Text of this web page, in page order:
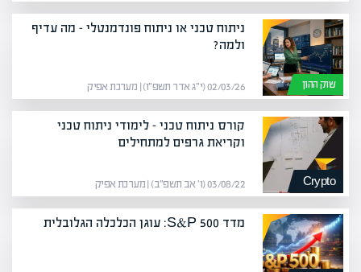
שוק ההון
ניתוח טכני או ניתוח פונדמנטלי – מה עדיף
ולמה?
02/03/26 (י״ג אדר תשפ״ו) | מערכת אפיק
Crypto
קורס ניתוח טכני – לימודי ניתוח טכני
וקריאת גרפים למתחילים
03/08/22 (ו׳ אב תשפ״ב) | מערכת אפיק
מדד S&P 500: עוגן הכלכלה הגלובלית